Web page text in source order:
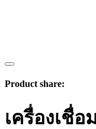
Product share:
เครื่องเชื่